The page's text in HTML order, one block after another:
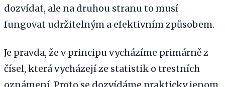
dozvídat, ale na druhou stranu to musí
fungovat udržitelným a efektivním způsobem.
Je pravda, že v principu vycházíme primárně z
čísel, která vycházejí ze statistik o trestních